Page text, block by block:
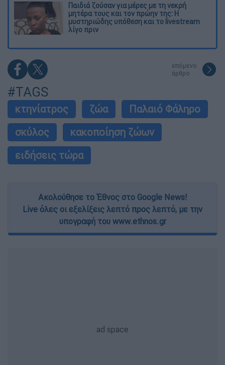
Παιδιά ζούσαν για μέρες με τη νεκρή
μητέρα τους και τον πρώην της: Η
μυστηριώδης υπόθεση και το livestream
λίγο πριν
επόμενο
άρθρο
#TAGS
κτηνίατρος ζώα
Παλαιό Φάληρο
σκύλος
κακοποίηση ζώων
ειδήσεις τώρα
Ακολούθησε το Έθνος στο Google News!
Live όλες οι εξελίξεις λεπτό προς λεπτό, με την
υπογραφή του www.ethnos.gr